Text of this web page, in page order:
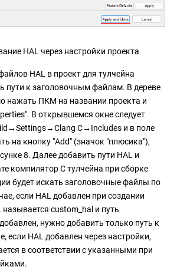
HAL через настройки проекта
HAL в проект для тулчейна
пути к заголовочным файлам. В дереве
нажать ПКМ на названии проекта и
В открывшемся окне следует
C→Includes и в поле
на кнопку "Add" (значок "плюсика"),
8. Далее добавить пути HAL и
компилятор C тулчейна при сборке
будет искать заголовочные файлы по
если HAL добавлен при создании
называется custom_hal и путь
нужно добавить только путь к
если HAL добавлен через настройки,
в соответствии с указанными при